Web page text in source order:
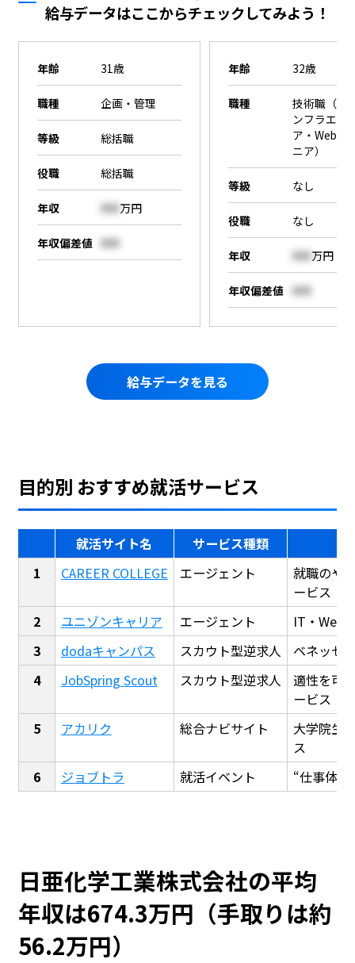
給与データはここからチェックしてみよう！
年齢 31歳
職種 企画・管理
等級 総括職
役職 総括職
年収 000万円
年収偏差値 000
年齢 32歳
職種
技術職（SE
ンフラエン
ア・Webエ
ニア）
等級 なし
役職 なし
年収 000万円
年収偏差値 000
給与データを見る
目的別 おすすめ就活サービス
就活サイト名
サービス種類
CAREER COLLEGE
エージェント
就職のや
ービス
ユニゾンキャリア
エージェント
IT・Web
dodaキャンパス
スカウト型逆求人
ベネッセ
JobSpring Scout
スカウト型逆求人
適性を可
ービス
アカリク
総合ナビサイト
大学院生
ス
ジョブトラ
就活イベント “仕事体
日亜化学工業株式会社の平均
年収は674.3万円（手取りは約
56.2万円）